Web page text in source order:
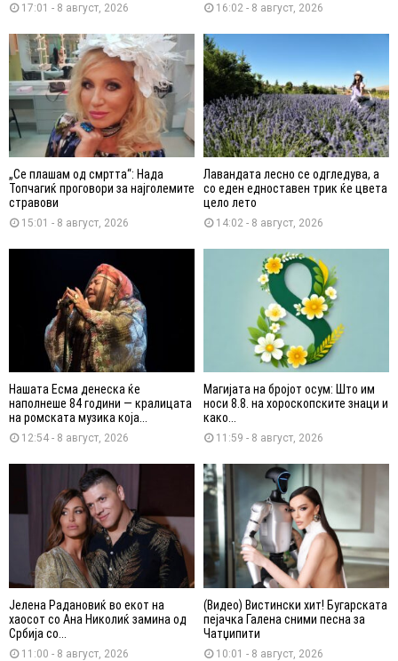
17:01 - 8 август, 2026 16:02 - 8 август, 2026
„Се плашам од смртта“: Нада
Топчагиќ проговори за најголемите
стравови
15:01 - 8 август, 2026
Лавандата лесно се одгледува, а
со еден едноставен трик ќе цвета
цело лето
14:02 - 8 август, 2026
Нашата Есма денеска ќе
наполнеше 84 години — кралицата
на ромската музика која...
12:54 - 8 август, 2026
Магијата на бројот осум: Што им
носи 8.8. на хороскопските знаци и
како...
11:59 - 8 август, 2026
Јелена Радановиќ во екот на
хаосот со Ана Николиќ замина од
Србија со...
11:00 - 8 август, 2026
(Видео) Вистински хит! Бугарската
пејачка Галена сними песна за
Чатџипити
10:01 - 8 август, 2026